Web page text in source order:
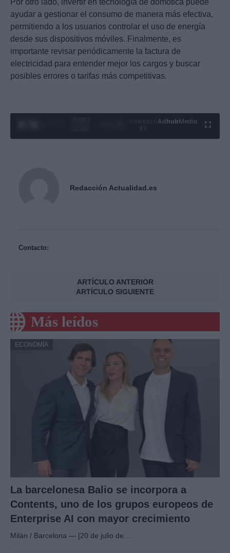
Por otro lado, invertir en tecnología de domótica puede
ayudar a gestionar el consumo de manera más efectiva,
permitiendo a los usuarios controlar el uso de energía
desde sus dispositivos móviles. Finalmente, es
importante revisar periódicamente la factura de
electricidad para entender mejor los cargos y buscar
posibles errores o tarifas más competitivas.
Ad hubMedia
Redacción Actualidad.es
Contacto:
ARTÍCULO ANTERIOR
ARTÍCULO SIGUIENTE
Más leídos
ECONOMÍA
La barcelonesa Balio se incorpora a
Contents, uno de los grupos europeos de
Enterprise AI con mayor crecimiento
Milán / Barcelona — [20 de julio de…